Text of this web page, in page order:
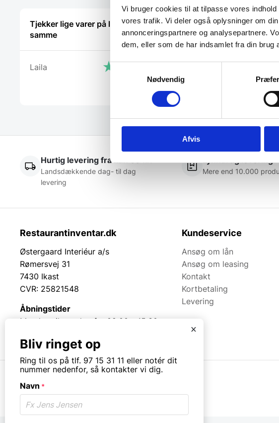
Vi bruger cookies til at tilpasse vores
vores trafik. Vi deler også oplysninger om
annonceringspartnere og analysepartnere.
dem, eller som de har indsamlet fra din brug
Samtykkevalg
Nødvendig
Afvis
Tjekker lige varer på lager med det
samme
Laila
De ved rigtig meget om
Hurtig levering fra kun 59 kr.
Landsdækkende dag- til dag
levering
Lynhurtig levering
Mere end 10.000
Restaurantinventar.dk
Østergaard Interiéur a/s
Rømersvej 31
7430 Ikast
CVR: 25821548
Åbningstider
Mandag til torsdag fra 08:00 – 15:30.
Kundeservice
Ansøg om lån
Ansøg om leasing
Kontakt
Kortbetaling
Levering
© Copyright. All rights reserved.
x
Bliv ringet op
Ring til os på tlf. 97 15 31 11 eller notér dit
nummer nedenfor, så kontakter vi dig.
Navn *